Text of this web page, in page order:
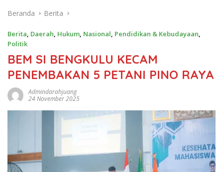
Beranda Berita
Berita, Daerah, Hukum, Nasional, Pendidikan & Kebudayaan,
Politik
BEM SI BENGKULU KECAM
PENEMBAKAN 5 PETANI PINO RAYA
Admindarahjuang
24 November 2025